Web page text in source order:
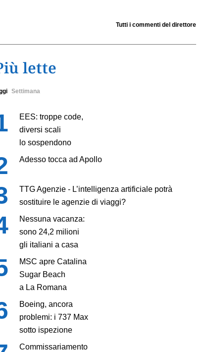
Tutti i commenti del direttore
lette
Settimana
EES: troppe code,
diversi scali
lo sospendono
Adesso tocca ad Apollo
TTG Agenzie - L’intelligenza artificiale potrà
sostituire le agenzie di viaggi?
Nessuna vacanza:
sono 24,2 milioni
gli italiani a casa
MSC apre Catalina
Sugar Beach
a La Romana
Boeing, ancora
problemi: i 737 Max
sotto ispezione
Commissariamento